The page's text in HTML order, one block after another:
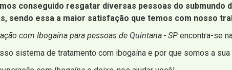
conseguido resgatar diversas pessoas do submundo
sendo essa a maior satisfação que temos com nosso
com Ibogaína para pessoas de Quintana - SP encontra-se
sistema de tratamento com ibogaína e por que somos a